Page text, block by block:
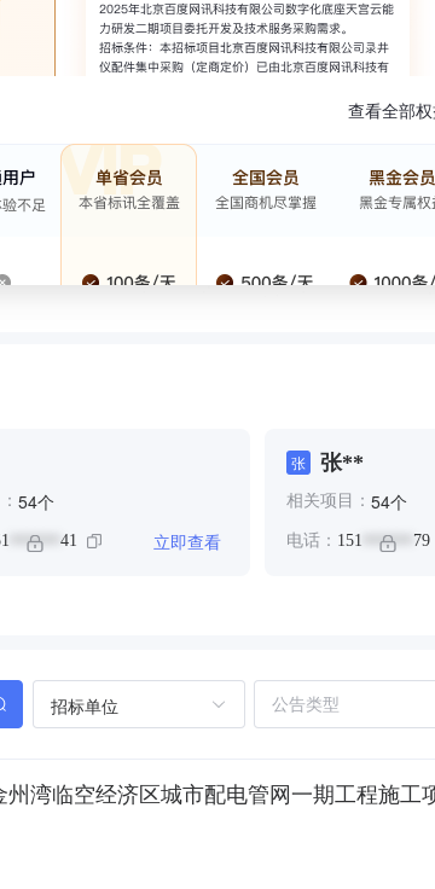
查看全部
54个
****** 41 立即查看
张 张**
相关项目： 54个
电话： 151 ****** 79
招标单位
湾临空经济区城市配电管网一期工程施